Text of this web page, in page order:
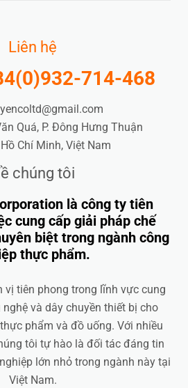
Liên hệ
714-468
Quá, P. Đông Hưng Thuận
Chí Minh, Việt Nam
chúng tôi
là công ty tiên
cung cấp giải pháp chế
biệt trong ngành công
thực phẩm.
vị tiên phong trong lĩnh vực cung
và dây chuyền thiết bị cho
phẩm và đồ uống. Với nhiều
tôi tự hào là đối tác đáng tin
lớn nhỏ trong ngành này tại
Việt Nam.